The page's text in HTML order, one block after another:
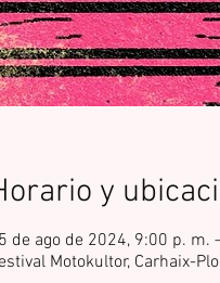
y
de ago de 2024, 9:00 p. m.
Motokultor, Carhaix-